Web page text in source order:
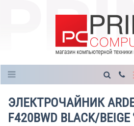
ЭЛЕКТРОЧАЙНИК
F420BWD BLACK/BEIGE